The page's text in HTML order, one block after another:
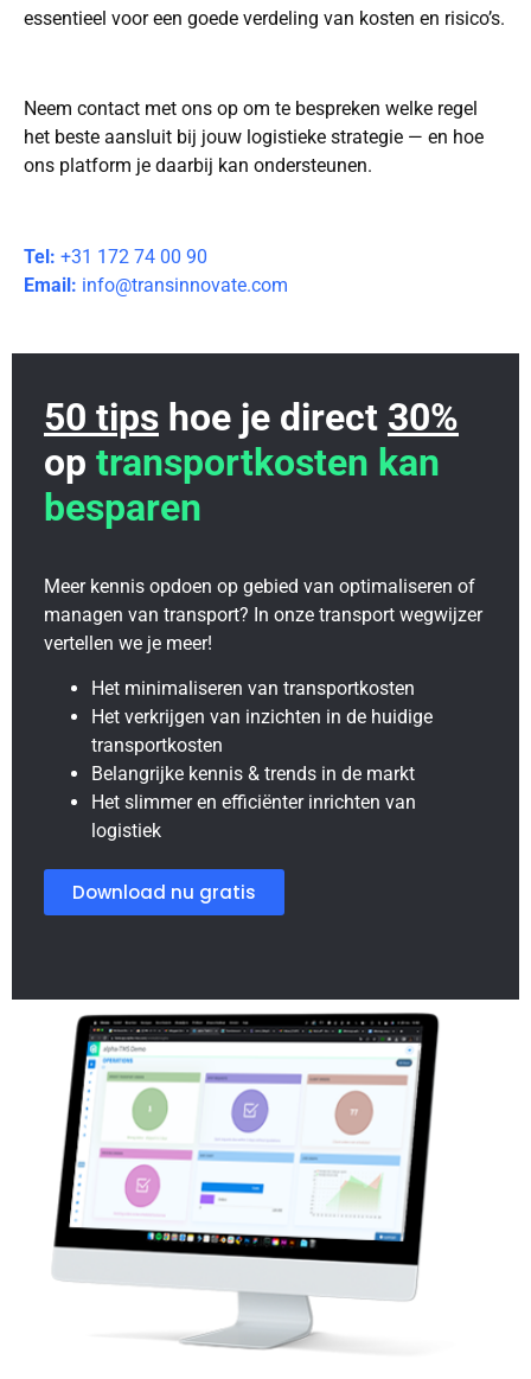
essentieel voor een goede verdeling van kosten en risico’s.
Neem contact met ons op om te bespreken welke regel
het beste aansluit bij jouw logistieke strategie — en hoe
ons platform je daarbij kan ondersteunen.
Tel: +31 172 74 00 90
Email: info@transinnovate.com
50 tips hoe je direct 30%
op transportkosten kan
besparen
Meer kennis opdoen op gebied van optimaliseren of
managen van transport? In onze transport wegwijzer
vertellen we je meer!
Het minimaliseren van transportkosten
Het verkrijgen van inzichten in de huidige
transportkosten
Belangrijke kennis & trends in de markt
Het slimmer en efficiënter inrichten van
logistiek
Download nu gratis